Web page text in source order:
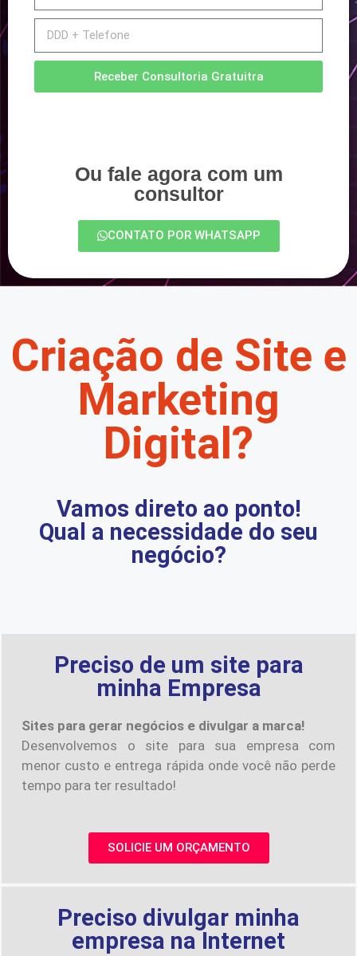
Receber Consultoria Gratuitra
Ou fale agora com um
consultor
CONTATO POR WHATSAPP
Criação de Site e
Marketing
Digital?
Vamos direto ao ponto!
Qual a necessidade do seu
negócio?
Preciso de um site para
minha Empresa
Sites para gerar negócios e divulgar a marca!
Desenvolvemos o site para sua empresa com
menor custo e entrega rápida onde você não perde
tempo para ter resultado!
SOLICIE UM ORÇAMENTO
Preciso divulgar minha
empresa na Internet